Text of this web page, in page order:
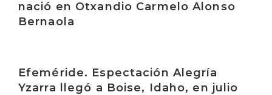
nació en Otxandio Carmelo Alonso
Bernaola
Efeméride. Espectación Alegría
Yzarra llegó a Boise, Idaho, en julio